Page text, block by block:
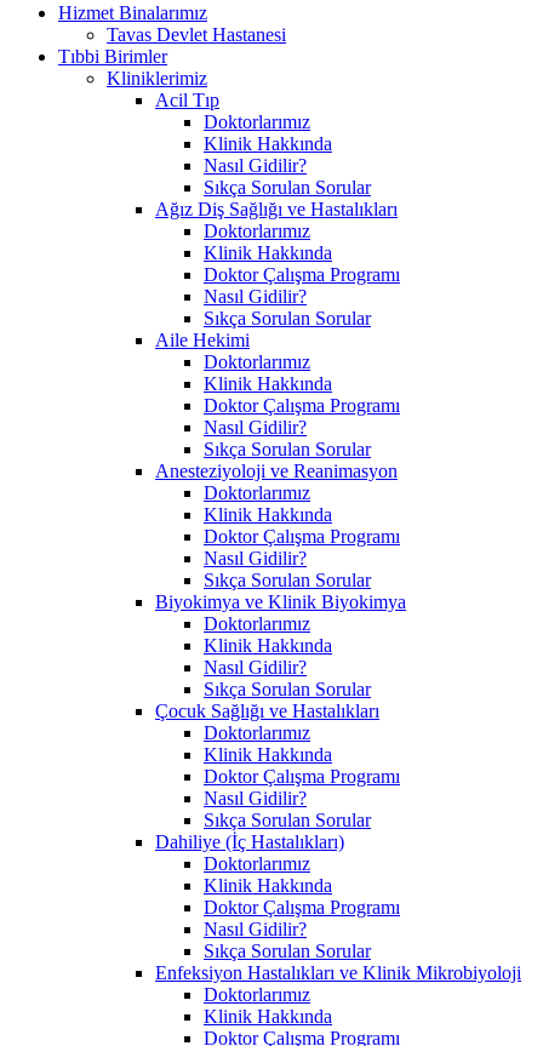
Hizmet Binalarımız
Tavas Devlet Hastanesi
Tıbbi Birimler
Kliniklerimiz
Acil Tıp
Doktorlarımız
Klinik Hakkında
Nasıl Gidilir?
Sıkça Sorulan Sorular
Ağız Diş Sağlığı ve Hastalıkları
Doktorlarımız
Klinik Hakkında
Doktor Çalışma Programı
Nasıl Gidilir?
Sıkça Sorulan Sorular
Aile Hekimi
Doktorlarımız
Klinik Hakkında
Doktor Çalışma Programı
Nasıl Gidilir?
Sıkça Sorulan Sorular
Anesteziyoloji ve Reanimasyon
Doktorlarımız
Klinik Hakkında
Doktor Çalışma Programı
Nasıl Gidilir?
Sıkça Sorulan Sorular
Biyokimya ve Klinik Biyokimya
Doktorlarımız
Klinik Hakkında
Nasıl Gidilir?
Sıkça Sorulan Sorular
Çocuk Sağlığı ve Hastalıkları
Doktorlarımız
Klinik Hakkında
Doktor Çalışma Programı
Nasıl Gidilir?
Sıkça Sorulan Sorular
Dahiliye (İç Hastalıkları)
Doktorlarımız
Klinik Hakkında
Doktor Çalışma Programı
Nasıl Gidilir?
Sıkça Sorulan Sorular
Enfeksiyon Hastalıkları ve Klinik Mikrobiyoloji
Doktorlarımız
Klinik Hakkında
Doktor Çalışma Programı